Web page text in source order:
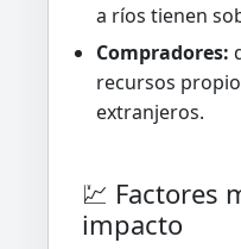
a ríos tienen
Compradores:
recursos
extranjeros.
💹 Factores
impacto